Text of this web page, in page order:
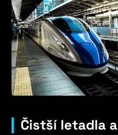
Čistší letadla